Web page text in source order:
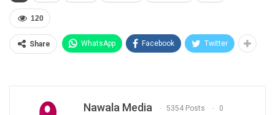
120
Share WhatsApp Facebook Twitter
Nawala Media 5354 Posts 0